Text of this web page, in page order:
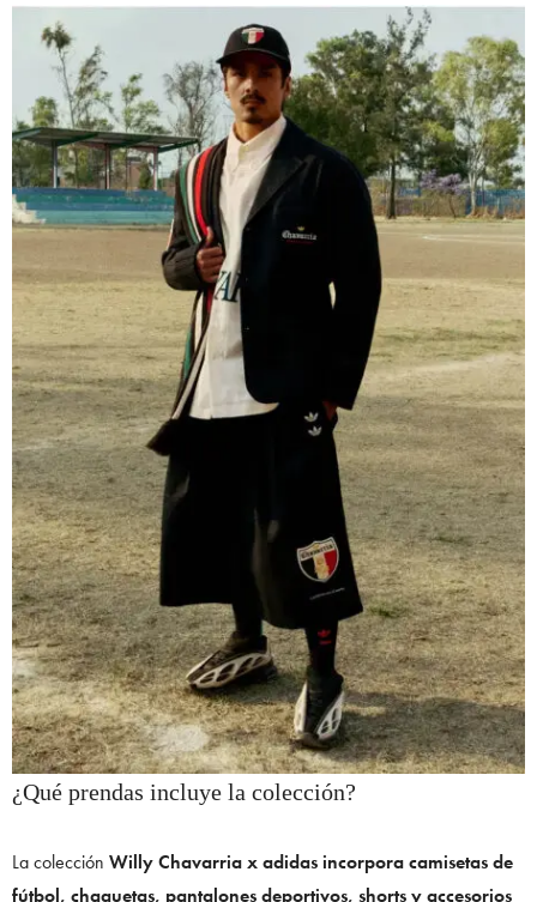
¿Qué prendas incluye la colección?
La colección Willy Chavarria x adidas incorpora camisetas de
fútbol, chaquetas, pantalones deportivos, shorts y accesorios